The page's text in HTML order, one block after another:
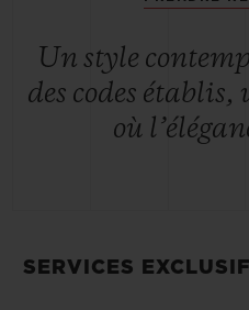
Un style
des codes
où
SERVICES